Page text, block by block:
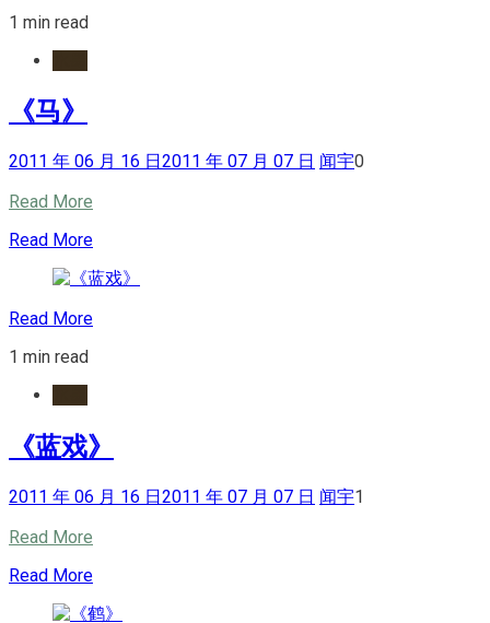
1 min read
《马》
2011 年 06 月 16 日 2011 年 07 月 07 日 闻宇0
Read More
Read More
Read More
1 min read
《蓝戏》
2011 年 06 月 16 日 2011 年 07 月 07 日 闻宇1
Read More
Read More